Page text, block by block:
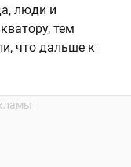
люди и
тем
что дальше к